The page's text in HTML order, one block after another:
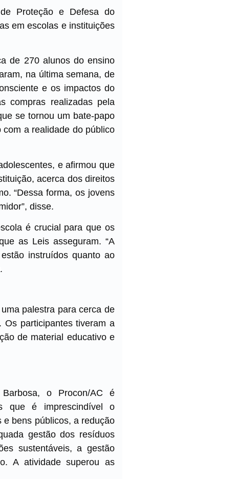
Proteção e Defesa do
em escolas e instituições
de 270 alunos do ensino
na última semana, de
e os impactos do
compras realizadas pela
se tornou um bate-papo
a realidade do público
e afirmou que
acerca dos direitos
“Dessa forma, os jovens
disse.
é crucial para que os
as Leis asseguram. “A
instruídos quanto ao
palestra para cerca de
Os participantes tiveram a
de material educativo e
o Procon/AC é
que é imprescindível o
bens públicos, a redução
gestão dos resíduos
sustentáveis, a gestão
A atividade superou as